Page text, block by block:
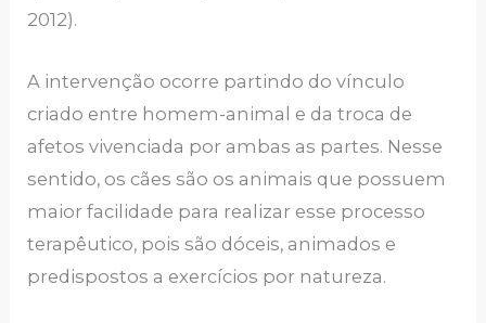
2012).
A intervenção ocorre partindo do vínculo
criado entre homem-animal e da troca de
afetos vivenciada por ambas as partes. Nesse
sentido, os cães são os animais que possuem
maior facilidade para realizar esse processo
terapêutico, pois são dóceis, animados e
predispostos a exercícios por natureza.